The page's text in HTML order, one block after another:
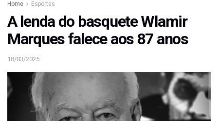
Home Esportes
A lenda do basquete Wlamir
Marques falece aos 87 anos
18/03/2025